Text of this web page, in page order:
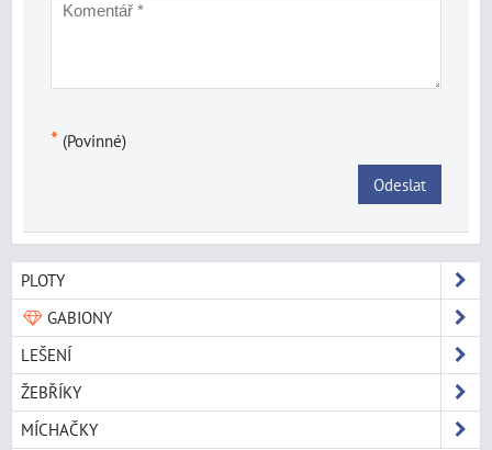
* (Povinné)
Odeslat
PLOTY
GABIONY
LEŠENÍ
ŽEBŘÍKY
MÍCHAČKY